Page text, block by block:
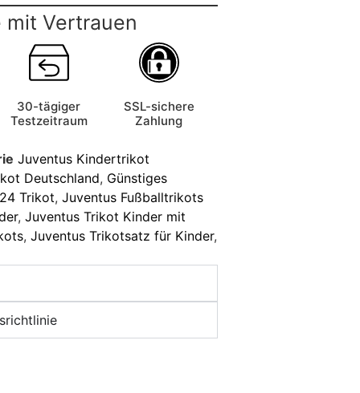
mit Vertrauen
30-tägiger
Testzeitraum
SSL-sichere
Zahlung
Juventus Kindertrikot
Deutschland, Günstiges
Trikot, Juventus Fußballtrikots
, Juventus Trikot Kinder mit
, Juventus Trikotsatz für Kinder,